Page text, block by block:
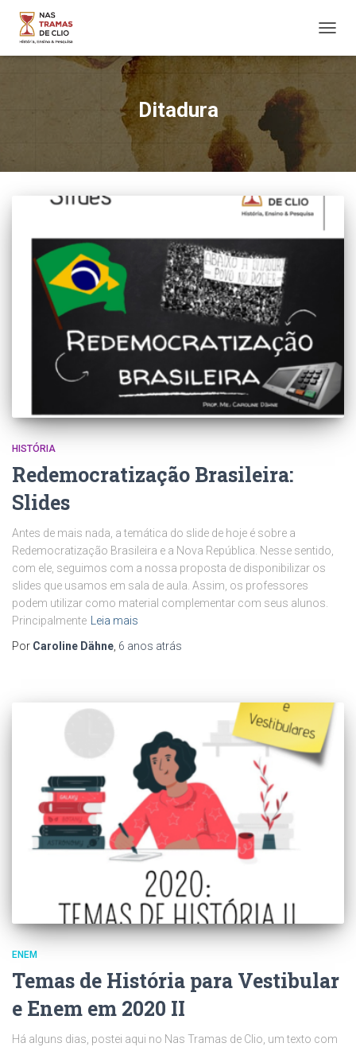
Ditadura
HISTÓRIA
Redemocratização Brasileira:
Slides
Antes de mais nada, a temática do slide de hoje é sobre a
Redemocratização Brasileira e a Nova República. Nesse sentido,
com ele, seguimos com a nossa proposta de disponibilizar os
slides que usamos em sala de aula. Assim, os professores
podem utilizar como material complementar com seus alunos.
Principalmente
Leia mais
Por Caroline Dähne 6 anos atrás
ENEM
Temas de História para Vestibular
e Enem em 2020 II
Há alguns dias, postei aqui no Nas Tramas de Clio, um texto com